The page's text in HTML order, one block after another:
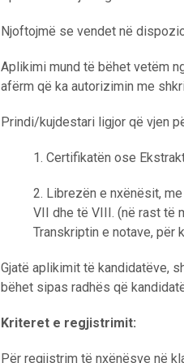
Njoftojmë se vendet në
Aplikimi mund të bëhet vetëm
afërm që ka autorizimin me
Prindi/kujdestari ligjor që vjen
1. Certifikatën ose
2. Librezën e nxënësit,
VII dhe të VIII. (në rast të
Transkriptin e notave, për
Gjatë aplikimit të kandidatëve,
bëhet sipas radhës që
Kriteret e regjistrimit:
Për regjistrim të nxënësve në